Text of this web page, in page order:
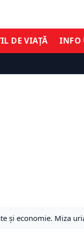
DE VIAȚĂ INFO
și economie. Miza